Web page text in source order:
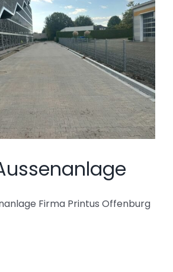
Firma Printus Offenburg